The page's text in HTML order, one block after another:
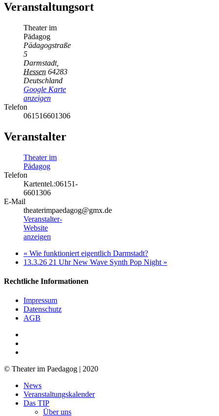
Veranstaltungsort
Theater im
Pädagog
Pädagogstraße
5
Darmstadt,
Hessen 64283
Deutschland
Google Karte
anzeigen
Telefon
061516601306
Veranstalter
Theater im
Pädagog
Telefon
Kartentel.:06151-
6601306
E-Mail
theaterimpaedagog@gmx.de
Veranstalter-
Website
anzeigen
« Wie funktioniert eigentlich Darmstadt?
13.3.26 21 Uhr New Wave Synth Pop Night »
Rechtliche Informationen
Impressum
Datenschutz
AGB
© Theater im Paedagog | 2020
Close
Menu
News
Veranstaltungskalender
Das TIP
Über uns